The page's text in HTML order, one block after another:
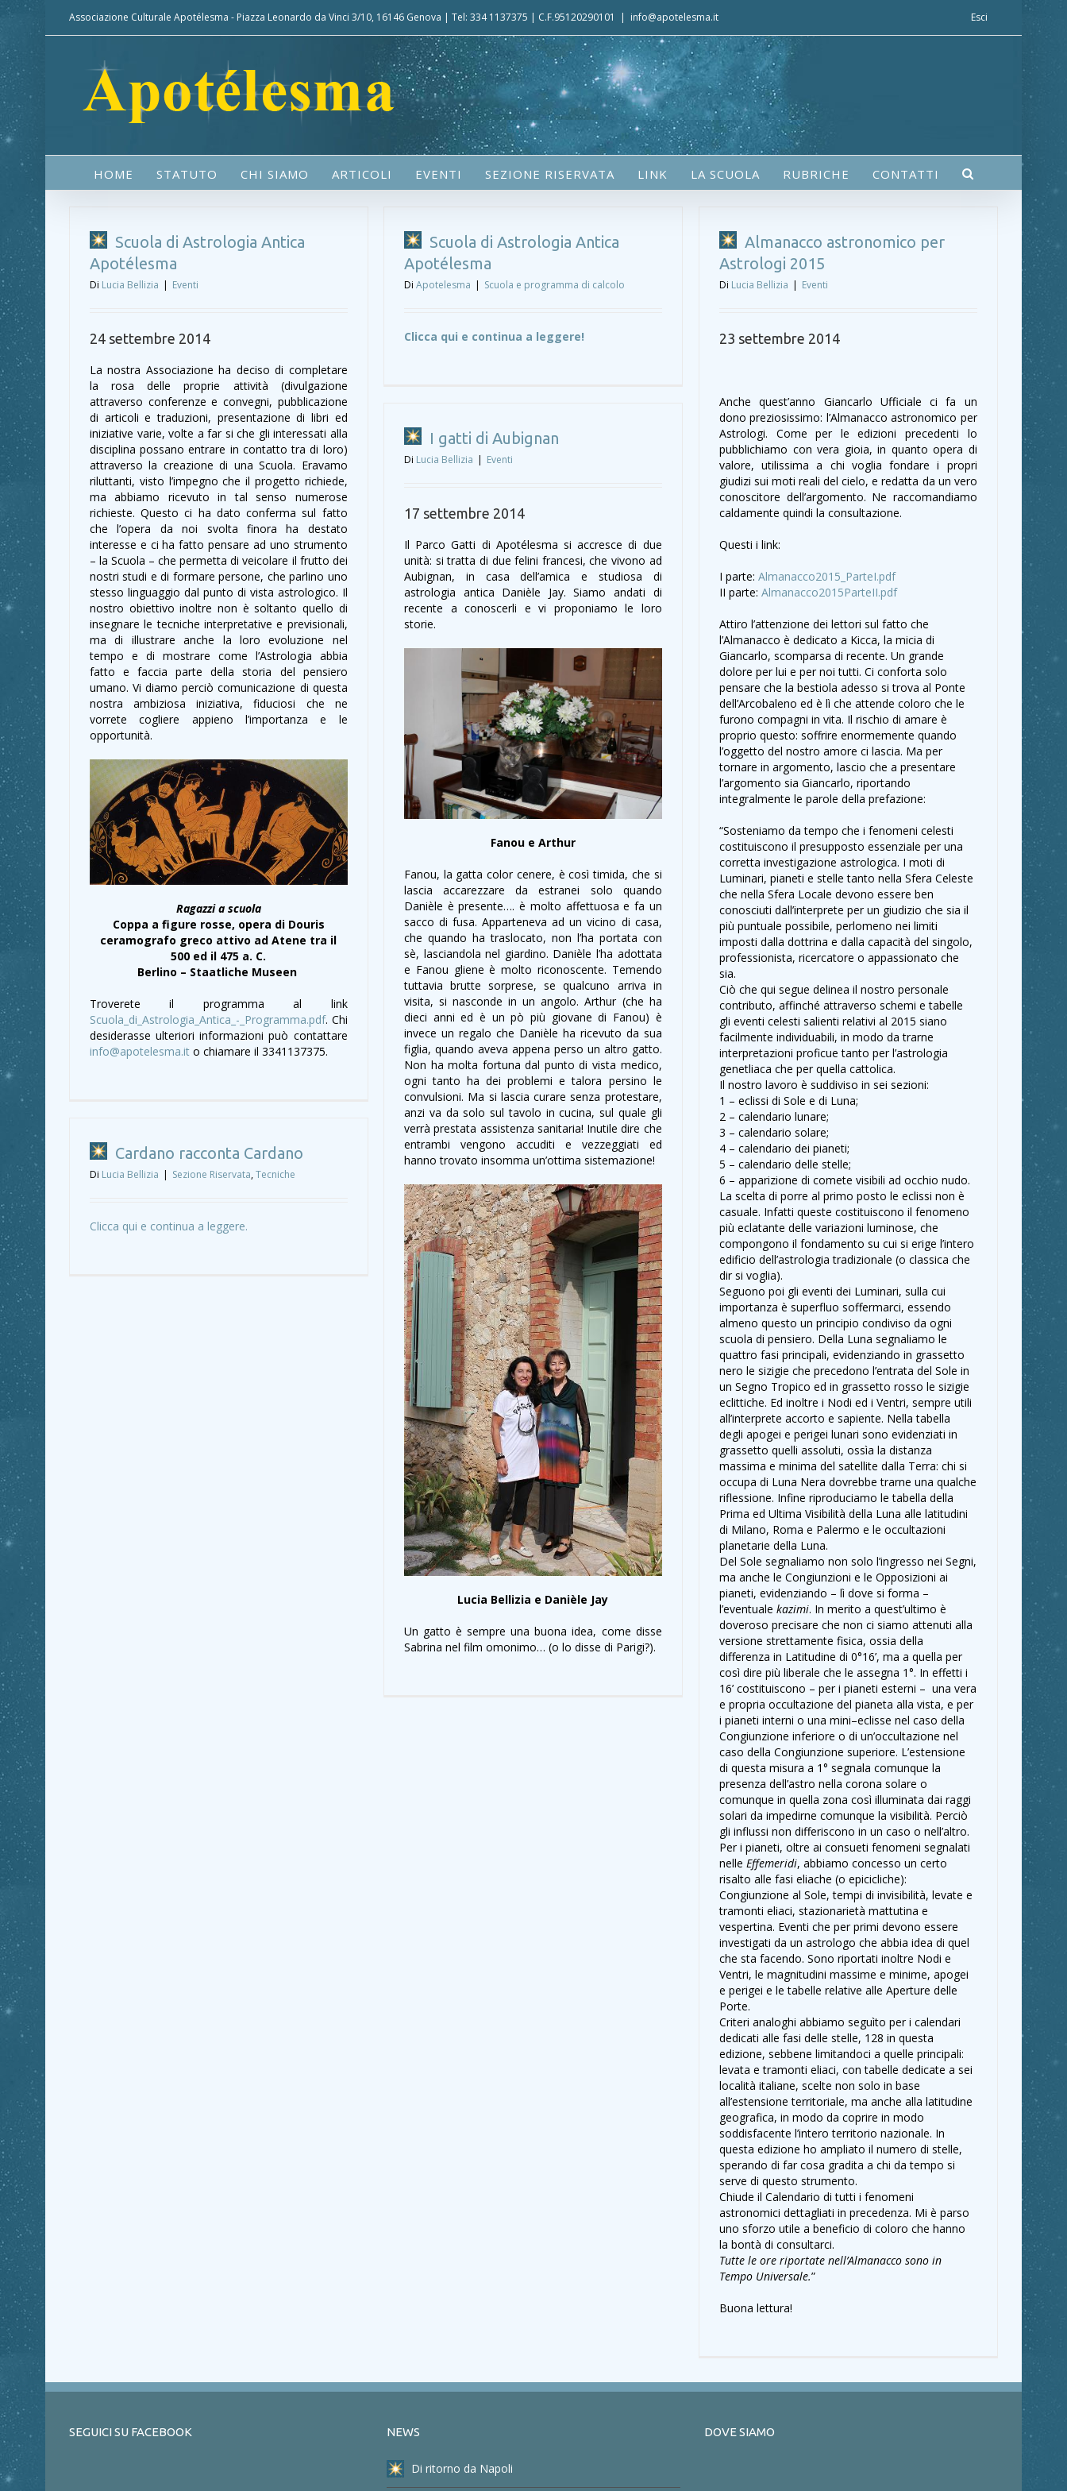
Associazione Culturale Apotélesma - Piazza Leonardo da Vinci 3/10, 16146 Genova | Tel: 334 1137375 | C.F.95120290101 | info@apotelesma.it Esci
HOME STATUTO CHI SIAMO ARTICOLI EVENTI SEZIONE RISERVATA LINK LA SCUOLA RUBRICHE CONTATTI
Scuola di Astrologia Antica
Apotélesma
Di Lucia Bellizia | Eventi
24 settembre 2014
La nostra Associazione ha deciso di completare
la rosa delle proprie attività (divulgazione
attraverso conferenze e convegni, pubblicazione
di articoli e traduzioni, presentazione di libri ed
iniziative varie, volte a far si che gli interessati alla
disciplina possano entrare in contatto tra di loro)
attraverso la creazione di una Scuola. Eravamo
riluttanti, visto l’impegno che il progetto richiede,
ma abbiamo ricevuto in tal senso numerose
richieste. Questo ci ha dato conferma sul fatto
che l’opera da noi svolta finora ha destato
interesse e ci ha fatto pensare ad uno strumento
– la Scuola – che permetta di veicolare il frutto dei
nostri studi e di formare persone, che parlino uno
stesso linguaggio dal punto di vista astrologico. Il
nostro obiettivo inoltre non è soltanto quello di
insegnare le tecniche interpretative e previsionali,
ma di illustrare anche la loro evoluzione nel
tempo e di mostrare come l’Astrologia abbia
fatto e faccia parte della storia del pensiero
umano. Vi diamo perciò comunicazione di questa
nostra ambiziosa iniziativa, fiduciosi che ne
vorrete cogliere appieno l’importanza e le
opportunità.
Ragazzi a scuola
Coppa a figure rosse, opera di Douris
ceramografo greco attivo ad Atene tra il
500 ed il 475 a. C.
Berlino – Staatliche Museen
Troverete il programma al link
Scuola_di_Astrologia_Antica_-_Programma.pdf. Chi
desiderasse ulteriori informazioni può contattare
info@apotelesma.it o chiamare il 3341137375.
Scuola di Astrologia Antica
Apotélesma
Di Apotelesma | Scuola e programma di calcolo
Clicca qui e continua a leggere!
Almanacco astronomico per
Astrologi 2015
Di Lucia Bellizia | Eventi
23 settembre 2014
Anche quest’anno Giancarlo Ufficiale ci fa un
dono preziosissimo: l’Almanacco astronomico per
Astrologi. Come per le edizioni precedenti lo
pubblichiamo con vera gioia, in quanto opera di
valore, utilissima a chi voglia fondare i propri
giudizi sui moti reali del cielo, e redatta da un vero
conoscitore dell’argomento. Ne raccomandiamo
caldamente quindi la consultazione.
Questi i link:
I parte: Almanacco2015_ParteI.pdf
II parte: Almanacco2015ParteII.pdf
Attiro l’attenzione dei lettori sul fatto che
l’Almanacco è dedicato a Kicca, la micia di
Giancarlo, scomparsa di recente. Un grande
dolore per lui e per noi tutti. Ci conforta solo
pensare che la bestiola adesso si trova al Ponte
dell’Arcobaleno ed è lì che attende coloro che le
furono compagni in vita. Il rischio di amare è
proprio questo: soffrire enormemente quando
l’oggetto del nostro amore ci lascia. Ma per
tornare in argomento, lascio che a presentare
l’argomento sia Giancarlo, riportando
integralmente le parole della prefazione:
“Sosteniamo da tempo che i fenomeni celesti
costituiscono il presupposto essenziale per una
corretta investigazione astrologica. I moti di
Luminari, pianeti e stelle tanto nella Sfera Celeste
che nella Sfera Locale devono essere ben
conosciuti dall’interprete per un giudizio che sia il
più puntuale possibile, perlomeno nei limiti
imposti dalla dottrina e dalla capacità del singolo,
professionista, ricercatore o appassionato che
sia.
Ciò che qui segue delinea il nostro personale
contributo, affinché attraverso schemi e tabelle
gli eventi celesti salienti relativi al 2015 siano
facilmente individuabili, in modo da trarne
interpretazioni proficue tanto per l’astrologia
genetliaca che per quella cattolica.
Il nostro lavoro è suddiviso in sei sezioni:
1 – eclissi di Sole e di Luna;
2 – calendario lunare;
3 – calendario solare;
4 – calendario dei pianeti;
5 – calendario delle stelle;
6 – apparizione di comete visibili ad occhio nudo.
La scelta di porre al primo posto le eclissi non è
casuale. Infatti queste costituiscono il fenomeno
più eclatante delle variazioni luminose, che
compongono il fondamento su cui si erige l’intero
edificio dell’astrologia tradizionale (o classica che
dir si voglia).
Seguono poi gli eventi dei Luminari, sulla cui
importanza è superfluo soffermarci, essendo
almeno questo un principio condiviso da ogni
scuola di pensiero. Della Luna segnaliamo le
quattro fasi principali, evidenziando in grassetto
nero le sizigie che precedono l’entrata del Sole in
un Segno Tropico ed in grassetto rosso le sizigie
eclittiche. Ed inoltre i Nodi ed i Ventri, sempre utili
all’interprete accorto e sapiente. Nella tabella
degli apogei e perigei lunari sono evidenziati in
grassetto quelli assoluti, ossìa la distanza
massima e minima del satellite dalla Terra: chi si
occupa di Luna Nera dovrebbe trarne una qualche
riflessione. Infine riproduciamo le tabella della
Prima ed Ultima Visibilità della Luna alle latitudini
di Milano, Roma e Palermo e le occultazioni
planetarie della Luna.
Del Sole segnaliamo non solo l’ingresso nei Segni,
ma anche le Congiunzioni e le Opposizioni ai
pianeti, evidenziando – lì dove si forma –
l’eventuale kazimi. In merito a quest’ultimo è
doveroso precisare che non ci siamo attenuti alla
versione strettamente fisica, ossia della
differenza in Latitudine di 0°16’, ma a quella per
così dire più liberale che le assegna 1°. In effetti i
16’ costituiscono – per i pianeti esterni – una vera
e propria occultazione del pianeta alla vista, e per
i pianeti interni o una mini–eclisse nel caso della
Congiunzione inferiore o di un’occultazione nel
caso della Congiunzione superiore. L’estensione
di questa misura a 1° segnala comunque la
presenza dell’astro nella corona solare o
comunque in quella zona così illuminata dai raggi
solari da impedirne comunque la visibilità. Perciò
gli influssi non differiscono in un caso o nell’altro.
Per i pianeti, oltre ai consueti fenomeni segnalati
nelle Effemeridi, abbiamo concesso un certo
risalto alle fasi eliache (o epicicliche):
Congiunzione al Sole, tempi di invisibilità, levate e
tramonti eliaci, stazionarietà mattutina e
vespertina. Eventi che per primi devono essere
investigati da un astrologo che abbia idea di quel
che sta facendo. Sono riportati inoltre Nodi e
Ventri, le magnitudini massime e minime, apogei
e perigei e le tabelle relative alle Aperture delle
Porte.
Criteri analoghi abbiamo seguìto per i calendari
dedicati alle fasi delle stelle, 128 in questa
edizione, sebbene limitandoci a quelle principali:
levata e tramonti eliaci, con tabelle dedicate a sei
località italiane, scelte non solo in base
all’estensione territoriale, ma anche alla latitudine
geografica, in modo da coprire in modo
soddisfacente l’intero territorio nazionale. In
questa edizione ho ampliato il numero di stelle,
sperando di far cosa gradita a chi da tempo si
serve di questo strumento.
Chiude il Calendario di tutti i fenomeni
astronomici dettagliati in precedenza. Mi è parso
uno sforzo utile a beneficio di coloro che hanno
la bontà di consultarci.
Tutte le ore riportate nell’Almanacco sono in
Tempo Universale.”
Buona lettura!
I gatti di Aubignan
Di Lucia Bellizia | Eventi
17 settembre 2014
Il Parco Gatti di Apotélesma si accresce di due
unità: si tratta di due felini francesi, che vivono ad
Aubignan, in casa dell’amica e studiosa di
astrologia antica Danièle Jay. Siamo andati di
recente a conoscerli e vi proponiamo le loro
storie.
Fanou e Arthur
Fanou, la gatta color cenere, è così timida, che si
lascia accarezzare da estranei solo quando
Danièle è presente…. è molto affettuosa e fa un
sacco di fusa. Apparteneva ad un vicino di casa,
che quando ha traslocato, non l’ha portata con
sè, lasciandola nel giardino. Danièle l’ha adottata
e Fanou gliene è molto riconoscente. Temendo
tuttavia brutte sorprese, se qualcuno arriva in
visita, si nasconde in un angolo. Arthur (che ha
dieci anni ed è un pò più giovane di Fanou) è
invece un regalo che Danièle ha ricevuto da sua
figlia, quando aveva appena perso un altro gatto.
Non ha molta fortuna dal punto di vista medico,
ogni tanto ha dei problemi e talora persino le
convulsioni. Ma si lascia curare senza protestare,
anzi va da solo sul tavolo in cucina, sul quale gli
verrà prestata assistenza sanitaria! Inutile dire che
entrambi vengono accuditi e vezzeggiati ed
hanno trovato insomma un’ottima sistemazione!
Lucia Bellizia e Danièle Jay
Un gatto è sempre una buona idea, come disse
Sabrina nel film omonimo… (o lo disse di Parigi?).
Cardano racconta Cardano
Di Lucia Bellizia | Sezione Riservata,Tecniche
Clicca qui e continua a leggere.
SEGUICI SU FACEBOOK NEWS
Di ritorno da Napoli
DOVE SIAMO